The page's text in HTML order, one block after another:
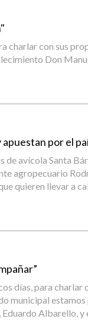
charlar con sus
Don
apuestan por el
avícola Santa
agropecuario
quieren llevar a
días, para
municipal
Albarello, y